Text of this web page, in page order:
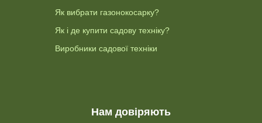
Як вибрати газонокосарку?
Як і де купити садову техніку?
Виробники садової техніки
Нам довіряють